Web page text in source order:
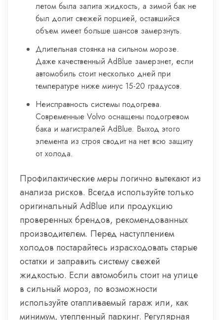
летом была залита жидкость, а зимой бак не
был долит свежей порцией, оставшийся
объем имеет больше шансов замерзнуть.
Длительная стоянка на сильном морозе.
Даже качественный AdBlue замерзнет, если
автомобиль стоит несколько дней при
температуре ниже минус 15-20 градусов.
Неисправность системы подогрева.
Современные Volvo оснащены подогревом
бака и магистралей AdBlue. Выход этого
элемента из строя сводит на нет всю защиту
от холода.
Профилактические меры логично вытекают из
анализа рисков. Всегда используйте только
оригинальный AdBlue или продукцию
проверенных брендов, рекомендованных
производителем. Перед наступлением
холодов постарайтесь израсходовать старые
остатки и заправить систему свежей
жидкостью. Если автомобиль стоит на улице
в сильный мороз, по возможности
используйте отапливаемый гараж или, как
минимум, утепленный паркинг. Регулярная